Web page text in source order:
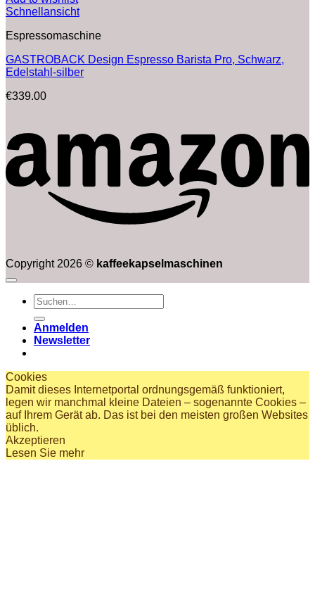
Schnellansicht
Espressomaschine
GASTROBACK Design Espresso Barista Pro, Schwarz,
Edelstahl-silber
€339.00
Copyright 2026 © kaffeekapselmaschinen
Suchen
nach:
Anmelden
Newsletter
Cookies
Damit dieses Internetportal ordnungsgemäß funktioniert,
legen wir manchmal kleine Dateien – sogenannte Cookies –
auf Ihrem Gerät ab. Das ist bei den meisten großen Websites
üblich.
Akzeptieren
Lesen Sie mehr